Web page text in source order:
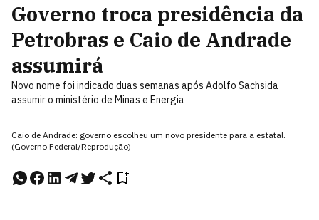
Governo troca presidência da
Petrobras e Caio de Andrade
assumirá
Novo nome foi indicado duas semanas após Adolfo Sachsida
assumir o ministério de Minas e Energia
Caio de Andrade: governo escolheu um novo presidente para a estatal.
(Governo Federal/Reprodução)